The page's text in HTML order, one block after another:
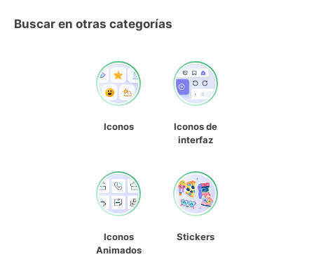
Buscar en otras categorías
Iconos
Iconos de
interfaz
Iconos
Animados
Stickers